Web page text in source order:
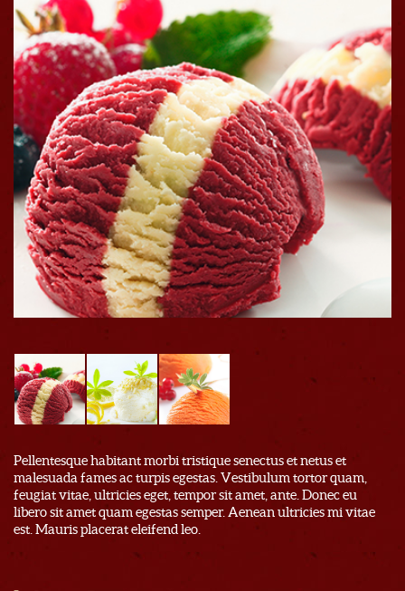
Pellentesque habitant morbi tristique senectus et netus et
malesuada fames ac turpis egestas. Vestibulum tortor quam,
feugiat vitae, ultricies eget, tempor sit amet, ante. Donec eu
libero sit amet quam egestas semper. Aenean ultricies mi vitae
est. Mauris placerat eleifend leo.